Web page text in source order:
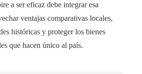
a ser eficaz debe integrar esa
ventajas comparativas locales,
históricas y proteger los bienes
que hacen único al país.